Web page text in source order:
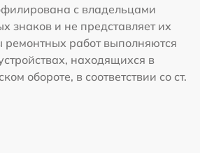
с владельцами
знаков и не представляет их
ремонтных работ выполняются
находящихся в
обороте, в соответствии со ст.